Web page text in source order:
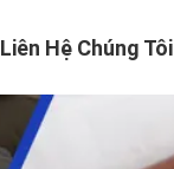
Liên Hệ Chúng Tôi